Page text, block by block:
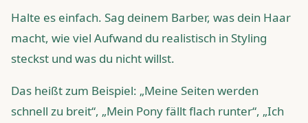
Halte es einfach. Sag deinem Barber, was dein Haar
macht, wie viel Aufwand du realistisch in Styling
steckst und was du nicht willst.
Das heißt zum Beispiel: „Meine Seiten werden
schnell zu breit“, „Mein Pony fällt flach runter“, „Ich